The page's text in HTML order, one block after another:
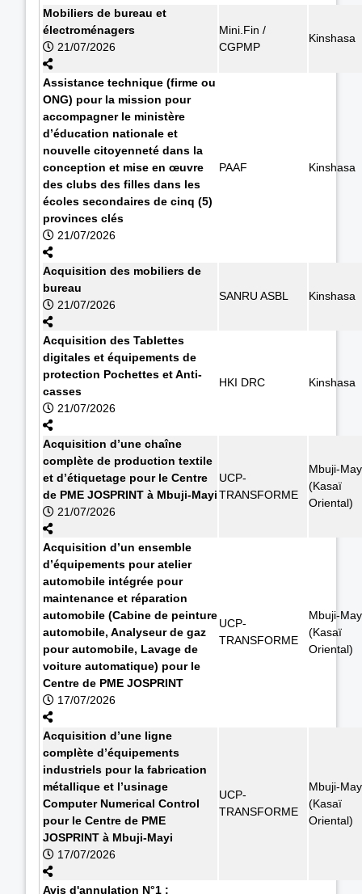
Mobiliers de bureau et
électroménagers
21/07/2026
Mini.Fin /
CGPMP
Kinshasa
Assistance technique (firme ou
ONG) pour la mission pour
accompagner le ministère
d’éducation nationale et
nouvelle citoyenneté dans la
conception et mise en œuvre
des clubs des filles dans les
écoles secondaires de cinq (5)
provinces clés
21/07/2026
PAAF Kinshasa
Acquisition des mobiliers de
bureau
21/07/2026
SANRU ASBL Kinshasa
Acquisition des Tablettes
digitales et équipements de
protection Pochettes et Anti-
casses
21/07/2026
HKI DRC Kinshasa
Acquisition d’une chaîne
complète de production textile
et d’étiquetage pour le Centre
de PME JOSPRINT à Mbuji-Mayi
21/07/2026
UCP-
TRANSFORME
Mbuji-
(Kasaï
Oriental)
Acquisition d’un ensemble
d’équipements pour atelier
automobile intégrée pour
maintenance et réparation
automobile (Cabine de peinture
automobile, Analyseur de gaz
pour automobile, Lavage de
voiture automatique) pour le
Centre de PME JOSPRINT
17/07/2026
UCP-
TRANSFORME
Mbuji-
(Kasaï
Oriental)
Acquisition d’une ligne
complète d’équipements
industriels pour la fabrication
métallique et l’usinage
Computer Numerical Control
pour le Centre de PME
JOSPRINT à Mbuji-Mayi
17/07/2026
UCP-
TRANSFORME
Mbuji-
(Kasaï
Oriental)
Avis d'annulation N°1 :